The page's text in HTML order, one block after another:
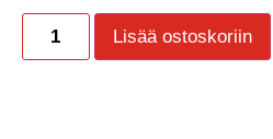
Lisää ostoskoriin